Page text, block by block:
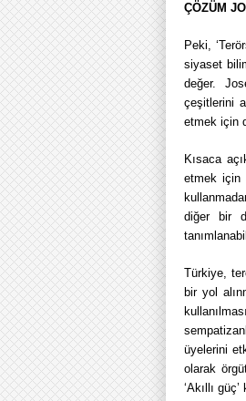
ÇÖZÜM
Peki,
siyaset
değer.
çeşitlerini
etmek için
Kısaca
etmek için
diğer bir
Türkiye,
bir yol
üyelerini
olarak
‘Akıllı